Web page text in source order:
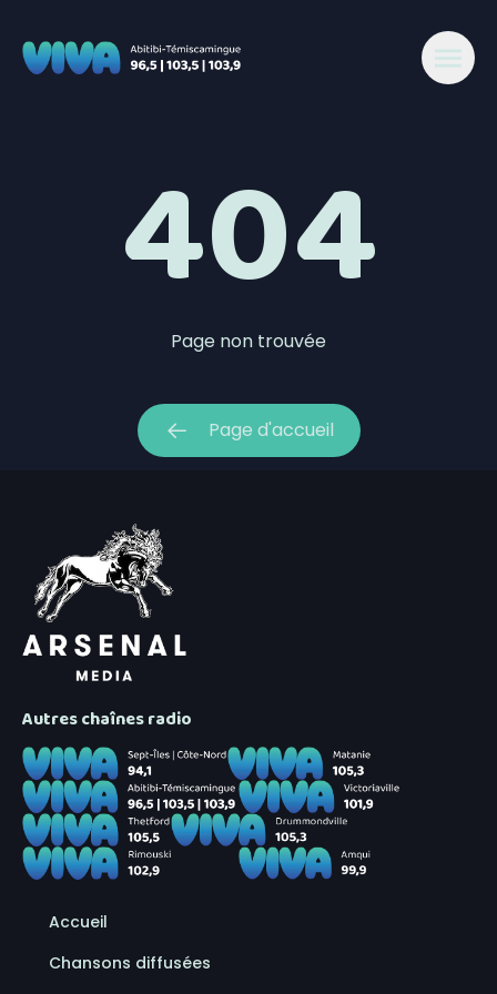
404
Page non trouvée
Page d'accueil
Autres chaînes radio
Accueil
Chansons diffusées